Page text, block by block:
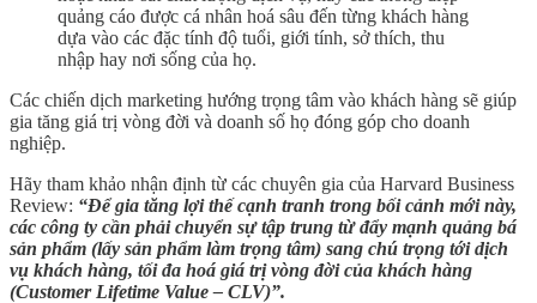
quảng cáo được cá nhân hoá sâu đến từng khách hàng
dựa vào các đặc tính độ tuổi, giới tính, sở thích, thu
nhập hay nơi sống của họ.
Các chiến dịch marketing hướng trọng tâm vào khách hàng sẽ giúp
gia tăng giá trị vòng đời và doanh số họ đóng góp cho doanh
nghiệp.
Hãy tham khảo nhận định từ các chuyên gia của Harvard Business
Review: “Để gia tăng lợi thế cạnh tranh trong bối cảnh mới này,
các công ty cần phải chuyển sự tập trung từ đẩy mạnh quảng bá
sản phẩm (lấy sản phẩm làm trọng tâm) sang chú trọng tới dịch
vụ khách hàng, tối đa hoá giá trị vòng đời của khách hàng
(Customer Lifetime Value – CLV)”.